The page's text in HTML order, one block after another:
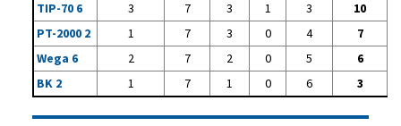
TIP-70 6
3 7 3 1 3
10
PT-2000 2
1 7 3 0 4
7
Wega 6
2 7 2 0 5
6
BK 2
1 7 1 0 6 3